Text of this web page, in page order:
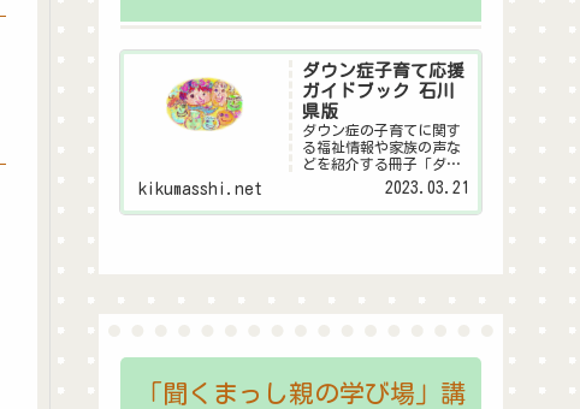
ダウン症子育て応援
ガイドブック 石川
県版
ダウン症の子育てに関す
る福祉情報や家族の声な
どを紹介する冊子「ダウ
ン症子育て応援ガイドブ
ック 石川県版」のデジタ
ル版です。
kikumasshi.net 2023.03.21
「聞くまっし親の学び場」講